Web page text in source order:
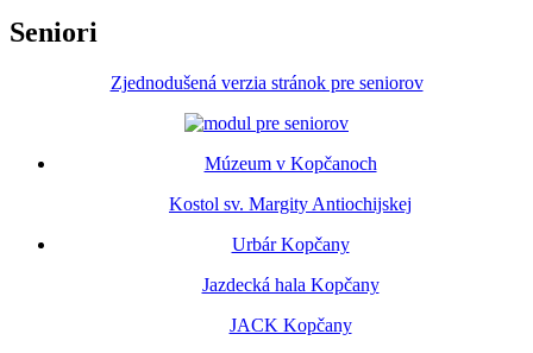
Seniori
Zjednodušená verzia stránok pre seniorov
Múzeum v Kopčanoch
Kostol sv. Margity Antiochijskej
Urbár Kopčany
Jazdecká hala Kopčany
JACK Kopčany